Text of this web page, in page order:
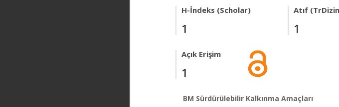
H-İndeks (Scholar)
1
Atıf
1
Açık Erişim
1
BM Sürdürülebilir Kalkınma Amaçları